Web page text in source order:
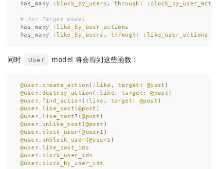
has_many
:block_by_users , through:
# for Target model
has_many
:like_by_user_actions
has_many
:like_by_users , through: :like_user_actions
同时 User model 将会得到这些函数：
@user.create_action ( :like , target: @post )
@user.destroy_action ( :like , target: @post )
@user.find_action ( :like , target: @post )
@user.like_post ( @post )
@user.like_post?(@post )
@user.unlike_post ( @post )
@user.block_user (@user1 )
@user.unblock_user (@user1 )
@user.like_post_ids
@user.block_user_ids
@user.block_by_user_ids